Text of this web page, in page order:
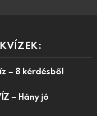
– 8 kérdésből
– Hány jó